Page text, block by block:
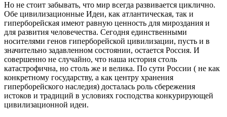
Но не стоит забывать, что мир всегда развивается циклично.
Обе цивилизационные Идеи, как атлантическая, так и
гиперборейская имеют равную ценность для мироздания и
для развития человечества. Сегодня единственными
носителями генов гиперборейской цивилизации, пусть и в
значительно задавленном состоянии, остается Россия. И
совершенно не случайно, что наша история столь
катастрофична, но столь же и велика. По сути России ( не как
конкретному государству, а как центру хранения
гиперборейского наследия) досталась роль сбережения
истоков и традиций в условиях господства конкурирующей
цивилизационной идеи.